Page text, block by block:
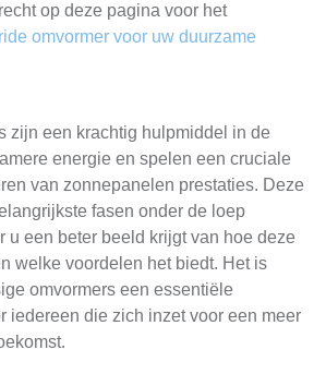
op deze pagina voor het
omvormer voor uw duurzame
zijn een krachtig hulpmiddel in de
energie en spelen een cruciale
van zonnepanelen prestaties. Deze
fasen onder de loep
u een beter beeld krijgt van hoe deze
welke voordelen het biedt. Het is
omvormers een essentiële
iedereen die zich inzet voor een meer